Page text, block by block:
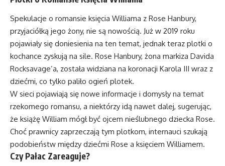
Spekulacje o romansie księcia Williama z Rose Hanbury,
przyjaciółką jego żony, nie są nowością. Już w 2019 roku
pojawiały się doniesienia na ten temat, jednak teraz plotki o
kochance zyskują na sile. Rose Hanbury, żona markiza Davida
Rocksavage’a, została widziana na koronacji Karola III wraz z
dziećmi, co tylko paliło ogień plotek.
W sieci pojawiają się nowe informacje i domysły na temat
rzekomego romansu, a niektórzy idą nawet dalej, sugerując,
że książę William mógł być ojcem nieślubnego dziecka Rose.
Choć prawnicy zaprzeczają tym plotkom, internauci szukają
podobieństw między dziećmi Rose a księciem Williamem.
Czy Pałac Zareaguje?